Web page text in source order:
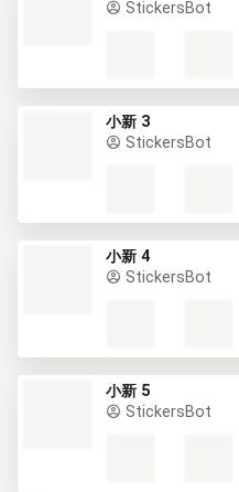
StickersBot
小新 3
StickersBot
小新 4
StickersBot
小新 5
StickersBot